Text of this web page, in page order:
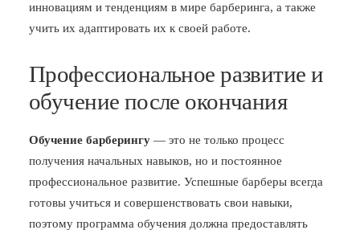
инновациям и тенденциям в мире барберинга, а также
учить их адаптировать их к своей работе.
Профессиональное развитие и
обучение после окончания
Обучение барберингу — это не только процесс
получения начальных навыков, но и постоянное
профессиональное развитие. Успешные барберы всегда
готовы учиться и совершенствовать свои навыки,
поэтому программа обучения должна предоставлять